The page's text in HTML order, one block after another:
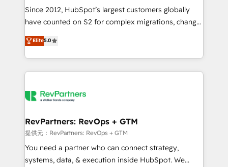
future.” Others agree it is proof of trust built through
measurable impact.
Since 2012, HubSpot’s largest customers globally
have counted on S2 for complex migrations, change
management, systems integration, and creative
solutions that deliver measurable impact and
transform brand experiences As one of the few full-
service creative agencies in the HubSpot
winning design to build scalable, globally
marketing campaigns, & RevOps frameworks that
fuel long-term success We connect the entire
customer lifecycle through seamless integrations,
ensure long-term adoption with change-
Elite5.0
RevPartners: RevOps + GTM
提供元：RevPartners: RevOps + GTM
You need a partner who can connect strategy,
systems, data, & execution inside HubSpot. We